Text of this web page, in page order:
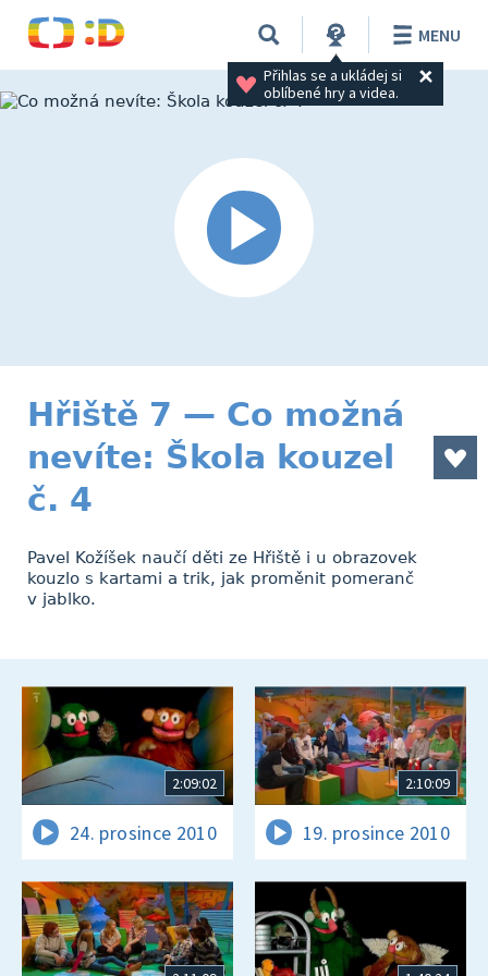
Přihlas se a ukládej si
oblíbené hry a videa.
MENU
Hřiště 7 — Co možná
nevíte: Škola kouzel
č. 4
Pavel Kožíšek naučí děti ze Hřiště i u obrazovek
kouzlo s kartami a trik, jak proměnit pomeranč
v jablko.
2:09:02
24. prosince 2010
2:10:09
19. prosince 2010